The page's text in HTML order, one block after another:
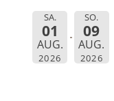
SA.
01
AUG.
2026
SO.
09
AUG.
2026